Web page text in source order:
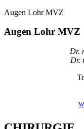
Augen Lohr MVZ
Augen Lohr MVZ
Dr.
Dr.